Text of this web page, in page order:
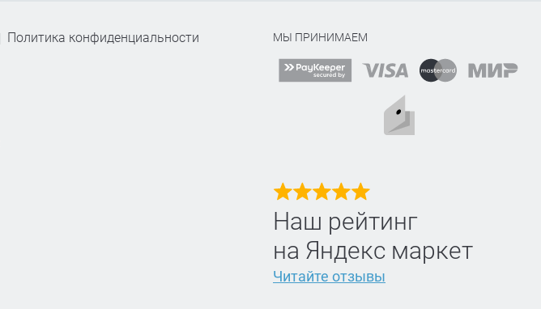
Политика конфиденциальности МЫ ПРИНИМАЕМ
Наш рейтинг
на Яндекс маркет
Читайте отзывы